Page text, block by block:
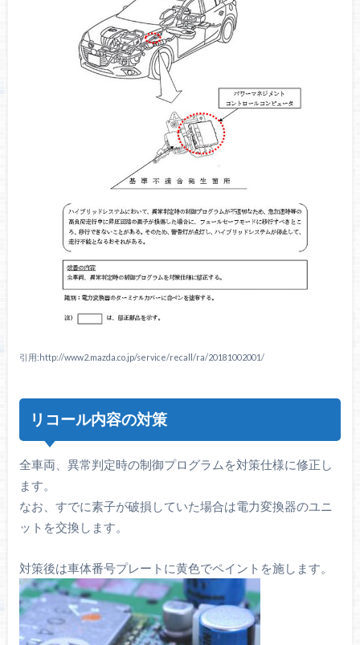
引用:http://www2.mazda.co.jp/service/recall/ra/20181002001/
リコール内容の対策
全車両、異常判定時の制御プログラムを対策仕様に修正し
ます。
なお、すでに素子が破損していた場合は電力変換器のユニ
ットを交換します。
対策後は車体番号プレートに黄色でペイントを施します。